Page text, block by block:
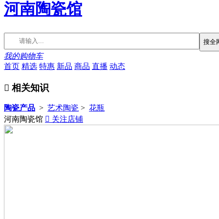
河南陶瓷馆
搜全
我的购物车
首页 精选 特惠 新品 商品 直播 动态
 相关知识
陶瓷产品 > 艺术陶瓷 > 花瓶
河南陶瓷馆  关注店铺